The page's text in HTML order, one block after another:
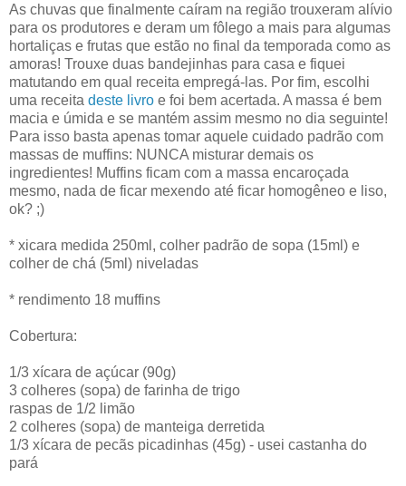
As chuvas que finalmente caíram na região trouxeram alívio
para os produtores e deram um fôlego a mais para algumas
hortaliças e frutas que estão no final da temporada como as
amoras! Trouxe duas bandejinhas para casa e fiquei
matutando em qual receita empregá-las. Por fim, escolhi
uma receita deste livro e foi bem acertada. A massa é bem
macia e úmida e se mantém assim mesmo no dia seguinte!
Para isso basta apenas tomar aquele cuidado padrão com
massas de muffins: NUNCA misturar demais os
ingredientes! Muffins ficam com a massa encaroçada
mesmo, nada de ficar mexendo até ficar homogêneo e liso,
ok? ;)
* xicara medida 250ml, colher padrão de sopa (15ml) e
colher de chá (5ml) niveladas
* rendimento 18 muffins
Cobertura:
1/3 xícara de açúcar (90g)
3 colheres (sopa) de farinha de trigo
raspas de 1/2 limão
2 colheres (sopa) de manteiga derretida
1/3 xícara de pecãs picadinhas (45g) - usei castanha do
pará